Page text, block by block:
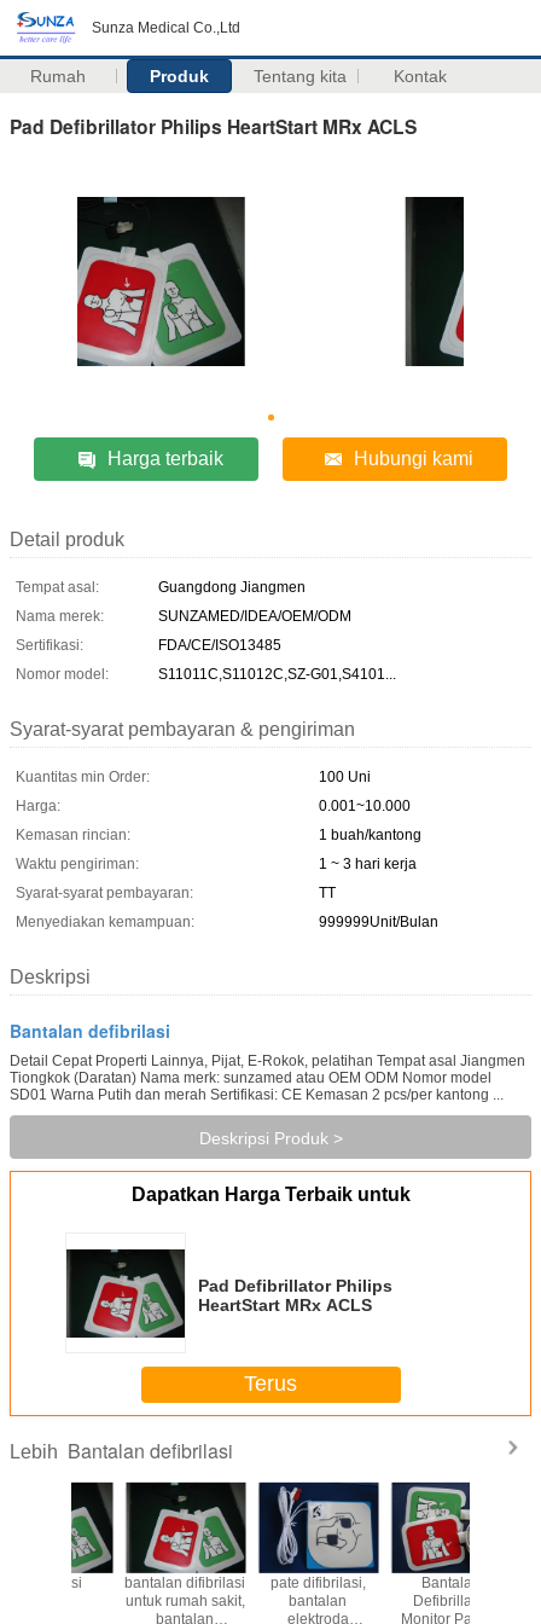
Sunza Medical Co.,Ltd
Rumah Produk Tentang kita Kontak
Pad Defibrillator Philips HeartStart MRx ACLS
Harga terbaik Hubungi kami
Detail produk
Tempat asal:
Guangdong Jiangmen
Nama merek:
SUNZAMED/IDEA/OEM/ODM
Sertifikasi:
FDA/CE/ISO13485
Nomor model:
S11011C,S11012C,SZ-G01,S4101...
Syarat-syarat pembayaran & pengiriman
Kuantitas min Order:
100 Uni
Harga:
0.001~10.000
Kemasan rincian:
1 buah/kantong
Waktu pengiriman:
1 ~ 3 hari kerja
Syarat-syarat pembayaran:
TT
Menyediakan kemampuan:
999999Unit/Bulan
Deskripsi
Bantalan defibrilasi
Detail Cepat Properti Lainnya, Pijat, E-Rokok, pelatihan Tempat asal Jiangmen
Tiongkok (Daratan) Nama merk: sunzamed atau OEM ODM Nomor model
SD01 Warna Putih dan merah Sertifikasi: CE Kemasan 2 pcs/per kantong ...
Deskripsi Produk >
Dapatkan Harga Terbaik untuk
Pad Defibrillator Philips
HeartStart MRx ACLS
Terus
Lebih Bantalan defibrilasi
Bantalan
Defibrillator
Monitor Pasien
Defibrillator
bantalan difibrilasi
untuk rumah sakit,
bantalan